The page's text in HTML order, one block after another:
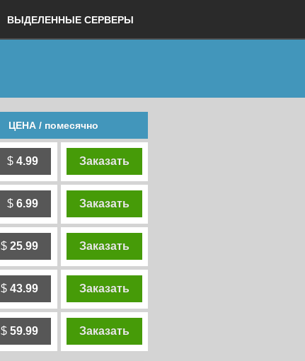
ВЫДЕЛЕННЫЕ СЕРВЕРЫ
ЦЕНА / помесячно
$ 4.99 Заказать
$ 6.99 Заказать
$ 25.99 Заказать
$ 43.99 Заказать
$ 59.99 Заказать